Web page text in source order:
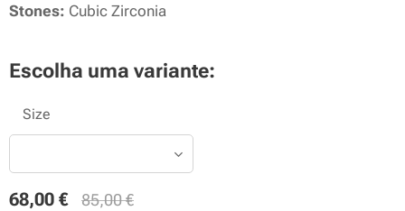
Stones: Cubic Zirconia
Escolha uma variante:
Size
68,00 € 85,00€